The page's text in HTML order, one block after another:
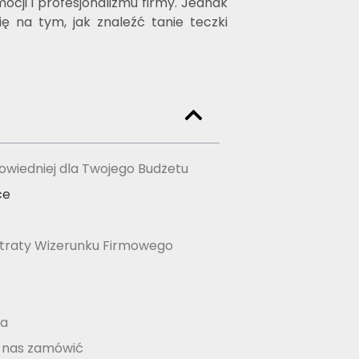
na tym, jak znaleźć tanie teczki
dla Twojego Budżetu
Wizerunku Firmowego
zamówić